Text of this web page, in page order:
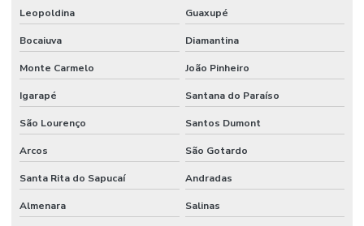
Leopoldina Guaxupé
Bocaiuva Diamantina
Monte Carmelo João Pinheiro
Igarapé Santana do Paraíso
São Lourenço Santos Dumont
Arcos São Gotardo
Santa Rita do Sapucaí Andradas
Almenara Salinas